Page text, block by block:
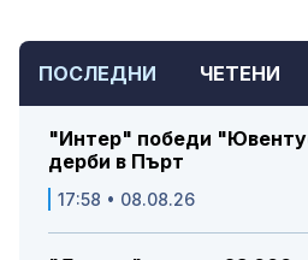
ПОСЛЕДНИ ЧЕТЕНИ
"Интер" победи
дерби в Пърт
17:58 • 08.08.26